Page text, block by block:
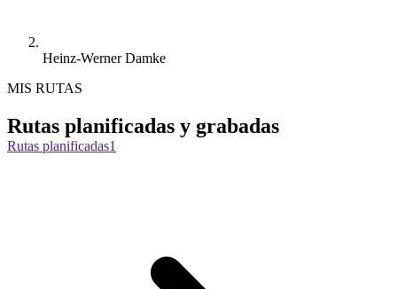
Heinz-Werner Damke
MIS RUTAS
Rutas planificadas y grabadas
Rutas planificadas1